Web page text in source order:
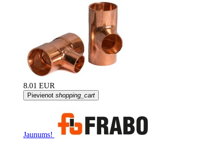
8.01 EUR
Pievienot shopping_cart
Jaunums!